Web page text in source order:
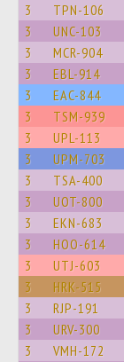
3 TPN-106
3 UNC-103
3 MCR-904
3 EBL-914
3 EAC-844
3 TSM-939
3 UPL-113
3 UPM-703
3 TSA-400
3 UOT-800
3 EKN-683
3 HOO-614
3 UTJ-603
3 HRK-515
3 RJP-191
3 URV-300
3 VMH-172